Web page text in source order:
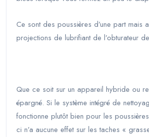
Ce sont des poussières d’une part mais
projections de lubrifiant de l’obturateur
Que ce soit sur un appareil hybride ou
épargné. Si le système intégré de
fonctionne plutôt bien pour les
ci n’a aucune effet sur les taches «